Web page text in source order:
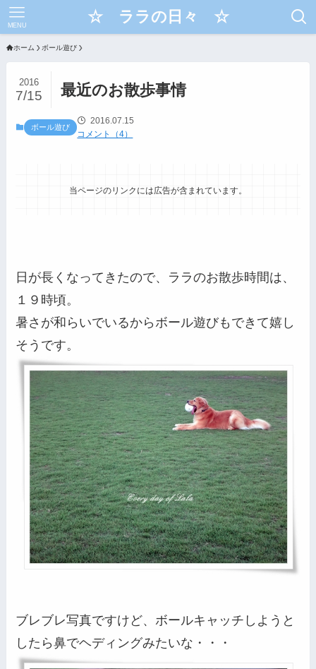
☆ ララの日々 ☆
MENU
ホーム ボール遊び
最近のお散歩事情
2016
7/15
ボール遊び
2016.07.15
コメント（4）
当ページのリンクには広告が含まれています。
日が長くなってきたので、ララのお散歩時間は、
１９時頃。
暑さが和らいでいるからボール遊びもできて嬉し
そうです。
ブレブレ写真ですけど、ボールキャッチしようと
したら鼻でヘディングみたいな・・・